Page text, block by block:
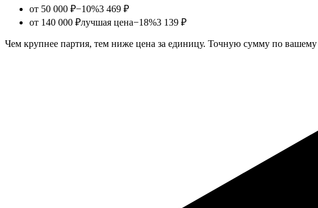
от 50 000 ₽−10%3 469 ₽
от 140 000 ₽лучшая цена−18%3 139 ₽
Чем крупнее партия, тем ниже цена за единицу. Точную сумму по вашему